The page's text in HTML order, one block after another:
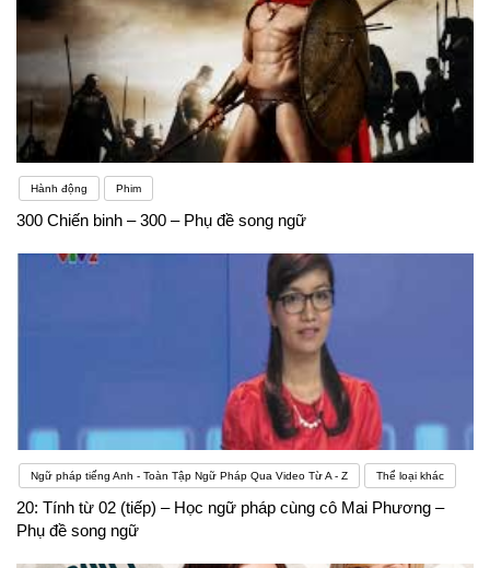
Hành động Phim
300 Chiến binh – 300 – Phụ đề song ngữ
Ngữ pháp tiếng Anh - Toàn Tập Ngữ Pháp Qua Video Từ A - Z Thể loại khác
20: Tính từ 02 (tiếp) – Học ngữ pháp cùng cô Mai Phương –
Phụ đề song ngữ